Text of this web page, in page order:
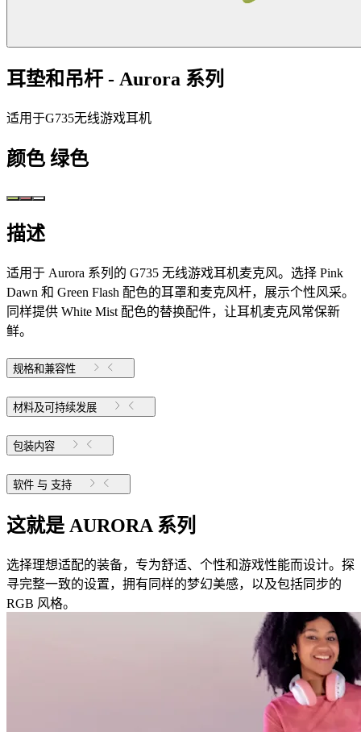
耳垫和吊杆 - Aurora 系列
适用于G735无线游戏耳机
颜色 绿色
描述
适用于 Aurora 系列的 G735 无线游戏耳机麦克风。选择 Pink
Dawn 和 Green Flash 配色的耳罩和麦克风杆，展示个性风采。
同样提供 White Mist 配色的替换配件，让耳机麦克风常保新
鲜。
规格和兼容性
材料及可持续发展
包装内容
软件 与 支持
这就是 AURORA 系列
选择理想适配的装备，专为舒适、个性和游戏性能而设计。探
寻完整一致的设置，拥有同样的梦幻美感，以及包括同步的
RGB 风格。